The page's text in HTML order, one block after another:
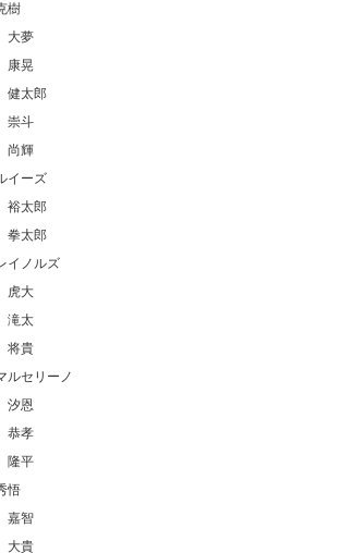
樹
大夢
康晃
太郎
崇斗
尚輝
イーズ
太郎
太郎
イノルズ
虎大
滝太
将貴
ルセリーノ
恩
恭孝
隆平
悟
嘉智
大貴